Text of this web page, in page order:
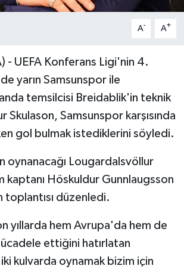
A- A+
- UEFA Konferans Ligi'nin 4.
yarın Samsunspor ile
temsilcisi Breidablik'in teknik
Samsunspor karşısında
gol bulmak istediklerini söyledi.
oynanacağı Lougardalsvöllur
kaptanı Höskuldur Gunnlaugsson
toplantısı düzenledi.
yıllarda hem Avrupa'da hem de
ettiğini hatırlatan
kulvarda oynamak bizim için